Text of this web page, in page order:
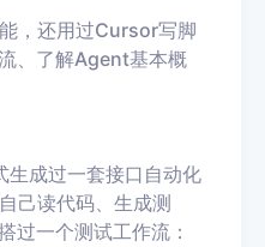
，还用过Cursor写脚
、了解Agent基本概
成过一套接口自动化
己读代码、生成测
过一个测试工作流：